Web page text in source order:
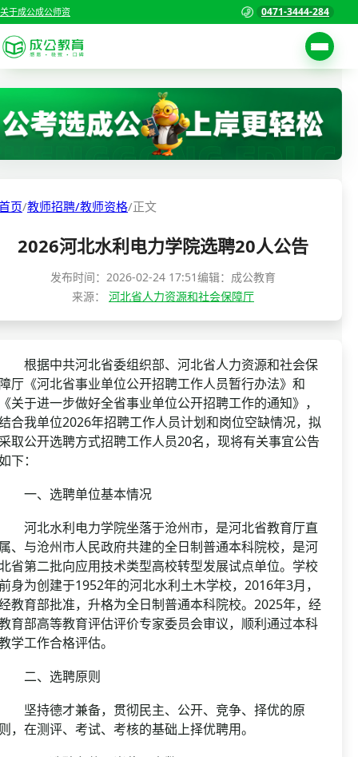
关于成公成公师资 0471-3444-284
考试公告
职位表
准考证打印
考试政策
成绩查询
资格复审
面试补录
历年真题
公务员课程
首页
国家公务员考试
警察/辅警考试
国企/银行考试
页/教师招聘/教师资格/正文
2026河北水利电力学院选聘20人公告
发布时间： 2026-02-24 17:51编辑：成公教育
来源： 河北省人力资源和社会保障厅
据中共河北省委组织部、河北省人力资源和社会保
厅《河北省事业单位公开招聘工作人员暂行办法》和
关于进一步做好全省事业单位公开招聘工作的通知》，
合我单位2026年招聘工作人员计划和岗位空缺情况，拟
取公开选聘方式招聘工作人员20名，现将有关事宜公告
下：
、选聘单位基本情况
北水利电力学院坐落于沧州市，是河北省教育厅直
、与沧州市人民政府共建的全日制普通本科院校，是河
省第二批向应用技术类型高校转型发展试点单位。学校
身为创建于1952年的河北水利土木学校，2016年3月，
教育部批准，升格为全日制普通本科院校。2025年，经
育部高等教育评估评价专家委员会审议，顺利通过本科
学工作合格评估。
、选聘原则
持德才兼备，贯彻民主、公开、竞争、择优的原
，在测评、考试、考核的基础上择优聘用。